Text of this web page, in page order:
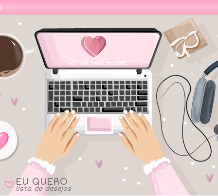
B EU QUERO
lista de desejos